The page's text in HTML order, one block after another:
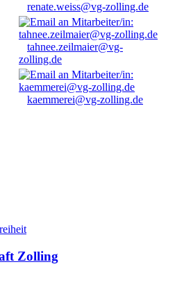
renate.weiss@vg-zolling.de
tahnee.zeilmaier@vg-
zolling.de
kaemmerei@vg-zolling.de
Zolling